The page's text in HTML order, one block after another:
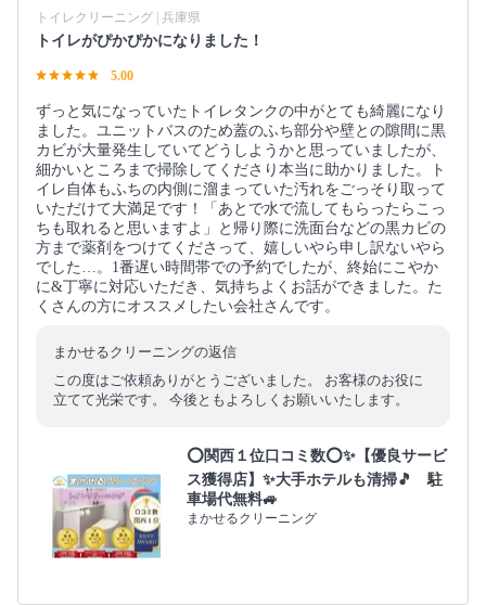
トイレクリーニング | 兵庫県
トイレがぴかぴかになりました！
5.00
ずっと気になっていたトイレタンクの中がとても綺麗になり
ました。ユニットバスのため蓋のふち部分や壁との隙間に黒
カビが大量発生していてどうしようかと思っていましたが、
細かいところまで掃除してくださり本当に助かりました。ト
イレ自体もふちの内側に溜まっていた汚れをごっそり取って
いただけて大満足です！「あとで水で流してもらったらこっ
ちも取れると思いますよ」と帰り際に洗面台などの黒カビの
方まで薬剤をつけてくださって、嬉しいやら申し訳ないやら
でした…。1番遅い時間帯での予約でしたが、終始にこやか
に&丁寧に対応いただき、気持ちよくお話ができました。た
くさんの方にオススメしたい会社さんです。
まかせるクリーニングの返信
この度はご依頼ありがとうございました。 お客様のお役に
立てて光栄です。 今後ともよろしくお願いいたします。
⭕関西１位口コミ数⭕✨【優良サービ
ス獲得店】✨大手ホテルも清掃🎵 駐
車場代無料🚙
まかせるクリーニング